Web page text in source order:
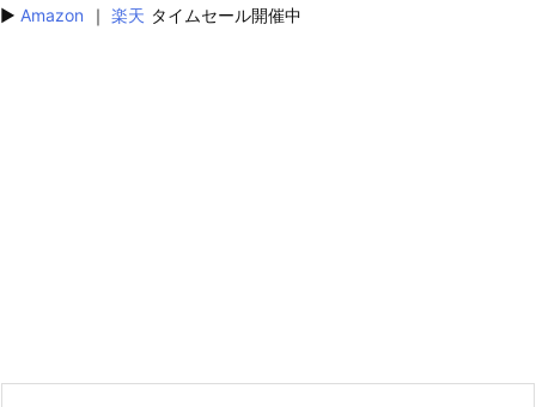
▶︎ Amazon ｜ 楽天 タイムセール開催中